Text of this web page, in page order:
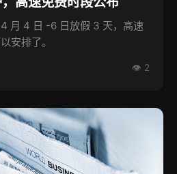
月 4 日 -6 日放假 3 天，高速
安排了。
👁 2